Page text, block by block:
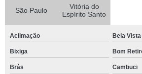
São Paulo
Vitória do
Espírito Santo
Aclimação Bela Vista
Bixiga Bom
Brás Cambuci